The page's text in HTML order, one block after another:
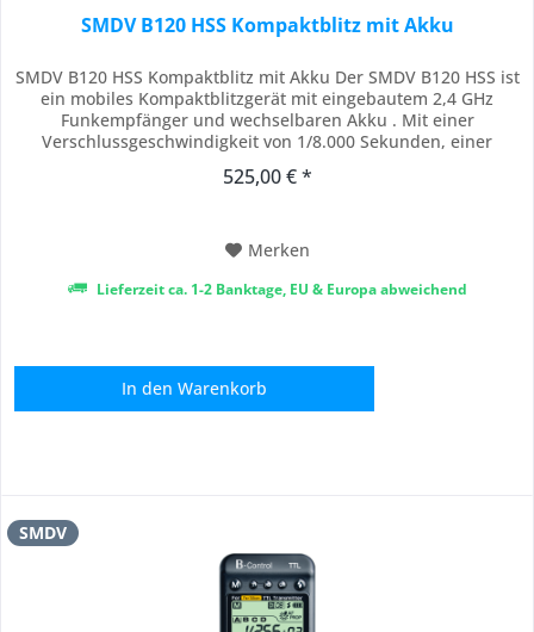
SMDV B120 HSS Kompaktblitz mit Akku
SMDV B120 HSS Kompaktblitz mit Akku Der SMDV B120 HSS ist
ein mobiles Kompaktblitzgerät mit eingebautem 2,4 GHz
Funkempfänger und wechselbaren Akku . Mit einer
Verschlussgeschwindigkeit von 1/8.000 Sekunden, einer
Fähigkeit, mit einer Akkuladung mehr als 500 Aufnahmen zu
525,00 € *
Merken
Lieferzeit ca. 1-2 Banktage, EU & Europa abweichend
In den Warenkorb
SMDV